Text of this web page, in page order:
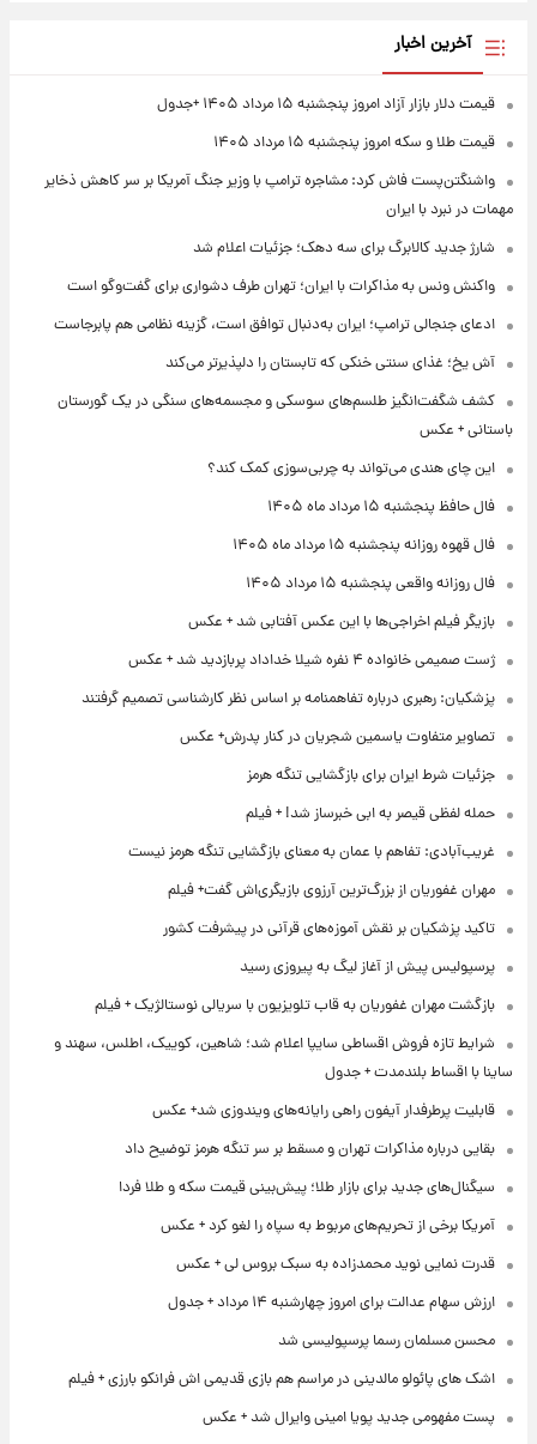
آخرین اخبار
قیمت دلار بازار آزاد امروز پنجشنبه ۱۵ مرداد ۱۴۰۵ +جدول
قیمت طلا و سکه امروز پنجشنبه ۱۵ مرداد ۱۴۰۵
واشنگتن‌پست فاش کرد: مشاجره ترامپ با وزیر جنگ آمریکا بر سر کاهش ذخایر
مهمات در نبرد با ایران
شارژ جدید کالابرگ برای سه دهک؛ جزئیات اعلام شد
واکنش ونس به مذاکرات با ایران؛ تهران طرف دشواری برای گفت‌وگو است
ادعای جنجالی ترامپ؛ ایران به‌دنبال توافق است، گزینه نظامی هم پابرجاست
آش یخ؛ غذای سنتی خنکی که تابستان را دلپذیرتر می‌کند
کشف شگفت‌انگیز طلسم‌های سوسکی و مجسمه‌های سنگی در یک گورستان
باستانی + عکس
این چای هندی می‌تواند به چربی‌سوزی کمک کند؟
فال حافظ پنجشنبه ۱۵ مرداد ماه ۱۴۰۵
فال قهوه روزانه پنجشنبه ۱۵ مرداد ماه ۱۴۰۵
فال روزانه واقعی پنجشنبه ۱۵ مرداد ۱۴۰۵
بازیگر فیلم اخراجی‌ها با این عکس آفتابی شد + عکس
ژست صمیمی خانواده ۴ نفره شیلا خداداد پربازدید شد + عکس
پزشکیان: رهبری درباره تفاهمنامه بر اساس نظر کارشناسی تصمیم گرفتند
تصاویر متفاوت یاسمین شجریان در کنار پدرش+ عکس
جزئیات شرط ایران برای بازگشایی تنگه هرمز
حمله لفظی قیصر به ابی خبرساز شد! + فیلم
غریب‌آبادی: تفاهم با عمان به معنای بازگشایی تنگه هرمز نیست
مهران غفوریان از بزرگ‌ترین آرزوی بازیگری‌اش گفت+ فیلم
تاکید پزشکیان بر نقش آموزه‌های قرآنی در پیشرفت کشور
پرسپولیس پیش از آغاز لیگ به پیروزی رسید
بازگشت مهران غفوریان به قاب تلویزیون با سریالی نوستالژیک + فیلم
شرایط تازه فروش اقساطی سایپا اعلام شد؛ شاهین، کوییک، اطلس، سهند و
ساینا با اقساط بلندمدت + جدول
قابلیت پرطرفدار آیفون راهی رایانه‌های ویندوزی شد+ عکس
بقایی درباره مذاکرات تهران و مسقط بر سر تنگه هرمز توضیح داد
سیگنال‌های جدید برای بازار طلا؛ پیش‌بینی قیمت سکه و طلا فردا
آمریکا برخی از تحریم‌های مربوط به سپاه را لغو کرد + عکس
قدرت نمایی نوید محمدزاده به سبک بروس لی + عکس
ارزش سهام عدالت برای امروز چهارشنبه ۱۴ مرداد + جدول
محسن مسلمان رسما پرسپولیسی شد
اشک های پائولو مالدینی در مراسم هم بازی قدیمی اش فرانکو بارزی + فیلم
پست مفهومی جدید پویا امینی وایرال شد + عکس